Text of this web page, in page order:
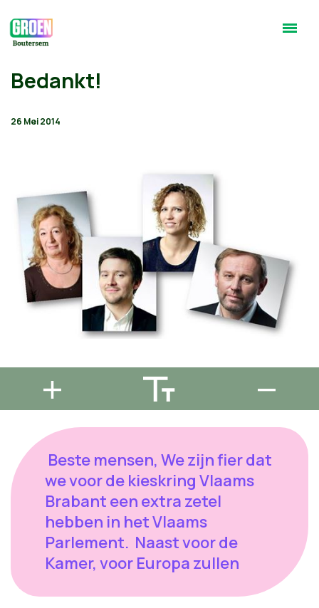
Bedankt!
26 Mei 2014
Beste mensen, We zijn fier dat
we voor de kieskring Vlaams
Brabant een extra zetel
hebben in het Vlaams
Parlement. Naast voor de
Kamer, voor Europa zullen